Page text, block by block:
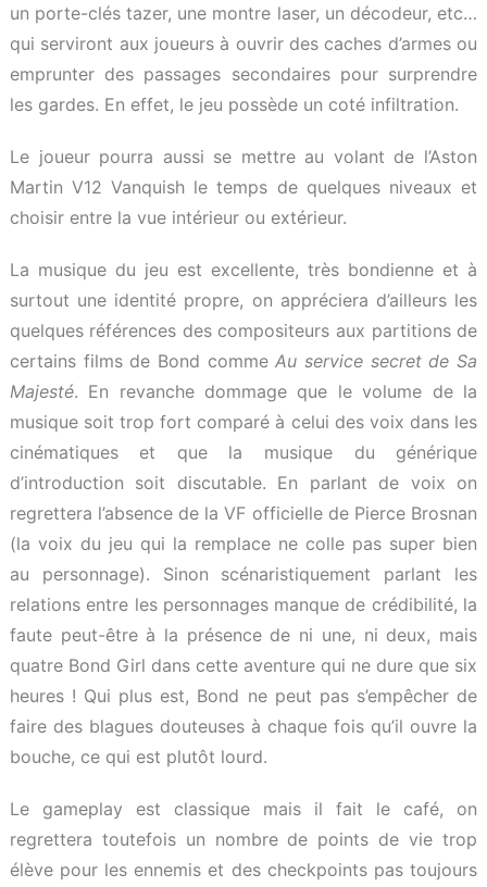
un porte-clés tazer, une montre laser, un décodeur, etc…
qui serviront aux joueurs à ouvrir des caches d’armes ou
emprunter des passages secondaires pour surprendre
les gardes. En effet, le jeu possède un coté infiltration.
Le joueur pourra aussi se mettre au volant de l’Aston
Martin V12 Vanquish le temps de quelques niveaux et
choisir entre la vue intérieur ou extérieur.
La musique du jeu est excellente, très bondienne et à
surtout une identité propre, on appréciera d’ailleurs les
quelques références des compositeurs aux partitions de
certains films de Bond commeAu service secret de Sa
Majesté. En revanche dommage que le volume de la
musique soit trop fort comparé à celui des voix dans les
cinématiques et que la musique du générique
d’introduction soit discutable. En parlant de voix on
regrettera l’absence de la VF officielle de Pierce Brosnan
(la voix du jeu qui la remplace ne colle pas super bien
au personnage). Sinon scénaristiquement parlant les
relations entre les personnages manque de crédibilité, la
faute peut-être à la présence de ni une, ni deux, mais
quatre Bond Girl dans cette aventure qui ne dure que six
heures ! Qui plus est, Bond ne peut pas s’empêcher de
faire des blagues douteuses à chaque fois qu’il ouvre la
bouche, ce qui est plutôt lourd.
Le gameplay est classique mais il fait le café, on
regrettera toutefois un nombre de points de vie trop
élève pour les ennemis et des checkpoints pas toujours